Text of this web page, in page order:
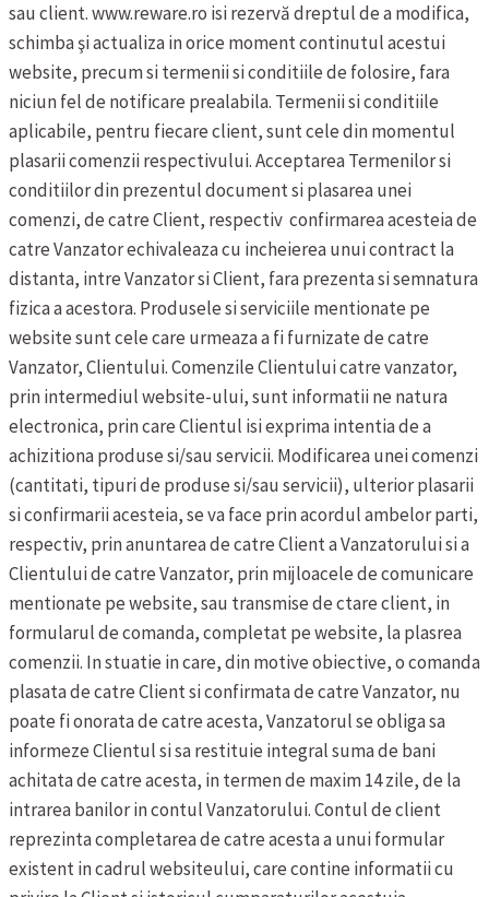
sau client.www.reware.ro isi rezervă dreptul de a modifica,
schimba şi actualiza in orice moment continutul acestui
website, precum si termenii si conditiile de folosire, fara
niciun fel de notificare prealabila. Termenii si conditiile
aplicabile, pentru fiecare client, sunt cele din momentul
plasarii comenzii respectivului.Acceptarea Termenilor si
conditiilor din prezentul document si plasarea unei
comenzi, de catre Client, respectiv confirmarea acesteia de
catre Vanzator echivaleaza cu incheierea unui contract la
distanta, intre Vanzator si Client, fara prezenta si semnatura
fizica a acestora. Produsele si serviciile mentionate pe
website sunt cele care urmeaza a fi furnizate de catre
Vanzator, Clientului. Comenzile Clientului catre vanzator,
prin intermediul website-ului, sunt informatii ne natura
electronica, prin care Clientul isi exprima intentia de a
achizitiona produse si/sau servicii. Modificarea unei comenzi
(cantitati, tipuri de produse si/sau servicii), ulterior plasarii
si confirmarii acesteia, se va face prin acordul ambelor parti,
respectiv, prin anuntarea de catre Client a Vanzatorului si a
Clientului de catre Vanzator, prin mijloacele de comunicare
mentionate pe website, sau transmise de ctare client, in
formularul de comanda, completat pe website, la plasrea
comenzii. In stuatie in care, din motive obiective, o comanda
plasata de catre Client si confirmata de catre Vanzator, nu
poate fi onorata de catre acesta, Vanzatorul se obliga sa
informeze Clientul si sa restituie integral suma de bani
achitata de catre acesta, in termen de maxim 14 zile, de la
intrarea banilor in contul Vanzatorului.Contul de client
reprezinta completarea de catre acesta a unui formular
existent in cadrul websiteului, care contine informatii cu